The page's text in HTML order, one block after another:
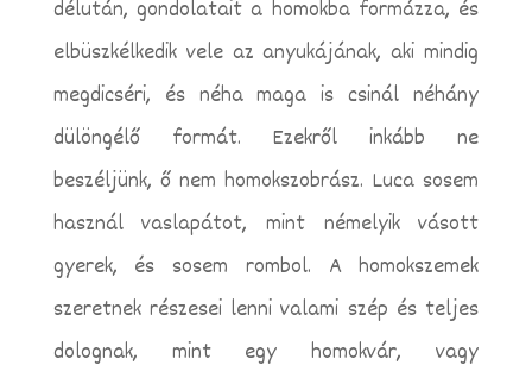
délután, gondolatait a homokba formázza, és
elbüszkélkedik vele az anyukájának, aki mindig
megdicséri, és néha maga is csinál néhány
dülöngélő formát. Ezekről inkább ne
beszéljünk, ő nem homokszobrász. Luca sosem
használ vaslapátot, mint némelyik vásott
gyerek, és sosem rombol. A homokszemek
szeretnek részesei lenni valami szép és teljes
dolognak, mint egy homokvár, vagy